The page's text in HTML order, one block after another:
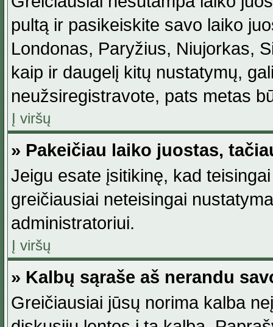
pultą ir pasikeiskite savo laiko
Londonas, Paryžius, Niujorkas,
kaip ir daugelį kitų nustatymų,
neužsiregistravote, pats metas
Į viršų
» Pakeičiau laiko juostas,
Jeigu esate įsitikinę, kad
greičiausiai neteisingai
administratoriui.
Į viršų
» Kalbų sąraše aš nerandu
Greičiausiai jūsų norima kalba